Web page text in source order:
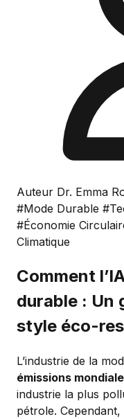
Auteur Dr. Emma
#Mode Durable
#Économie
Climatique
Comment
durable : Un
style éco-
L’industrie de la
émissions
industrie la plus
pétrole.